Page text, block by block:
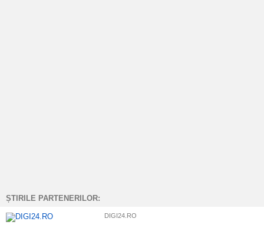
ȘTIRILE PARTENERILOR:
DIGI24.RO